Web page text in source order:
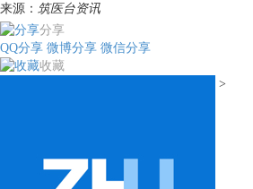
来源： 筑医台资讯
分享
QQ分享 微博分享 微信分享
收藏
>